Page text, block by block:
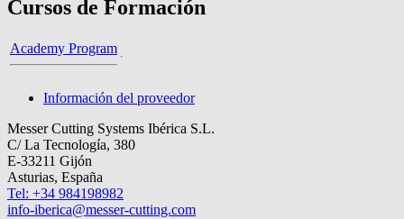
Cursos de Formación
Academy Program
Información del proveedor
Messer Cutting Systems Ibérica S.L.
C/ La Tecnología, 380
E-33211 Gijón
Asturias, España
Tel: +34 984198982
info-iberica@messer-cutting.com